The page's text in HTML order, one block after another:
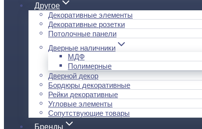
Другое
Декоративные элементы
Декоративные розетки
Потолочные панели
Дверные наличники
МДФ
Полимерные
Дверной декор
Бордюры декоративные
Рейки декоративные
Угловые элементы
Сопутствующие товары
Бренды